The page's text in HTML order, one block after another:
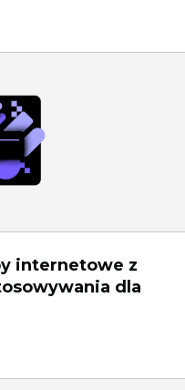
internetowe z
dla